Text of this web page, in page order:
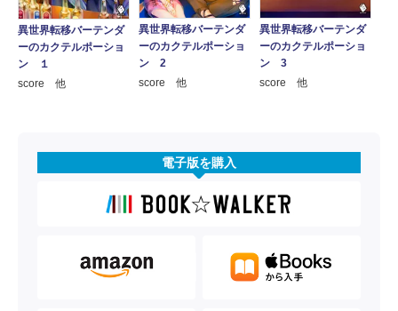
異世界転移バーテンダ
ーのカクテルポーショ
ン １
score 他
異世界転移バーテンダ
ーのカクテルポーショ
ン 2
score 他
異世界転移バーテンダ
ーのカクテルポーショ
ン 3
score 他
電子版を購入